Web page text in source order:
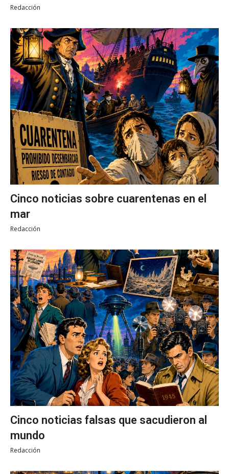
Redacción
Cinco noticias sobre cuarentenas en el
mar
Redacción
Cinco noticias falsas que sacudieron al
mundo
Redacción